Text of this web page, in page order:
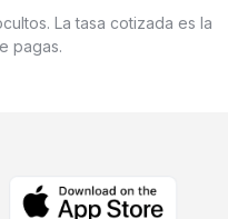
La tasa cotizada es la
pagas.